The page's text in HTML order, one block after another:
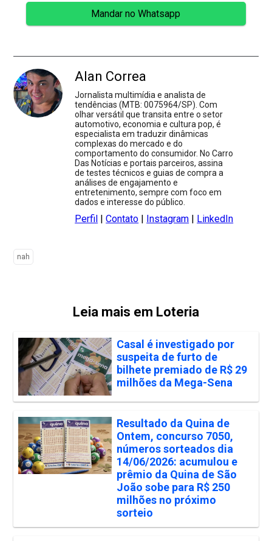
Mandar no Whatsapp
Alan Correa
Jornalista multimídia e analista de
tendências (MTB: 0075964/SP). Com
olhar versátil que transita entre o setor
automotivo, economia e cultura pop, é
especialista em traduzir dinâmicas
complexas do mercado e do
comportamento do consumidor. No Carro
Das Notícias e portais parceiros, assina
de testes técnicos e guias de compra a
análises de engajamento e
entretenimento, sempre com foco em
dados e interesse do público.
Perfil |Contato | Instagram | LinkedIn
nah
Leia mais em Loteria
Casal é investigado por
suspeita de furto de
bilhete premiado de R$ 29
milhões da Mega-Sena
Resultado da Quina de
Ontem, concurso 7050,
números sorteados dia
14/06/2026: acumulou e
prêmio da Quina de São
João sobe para R$ 250
milhões no próximo
sorteio